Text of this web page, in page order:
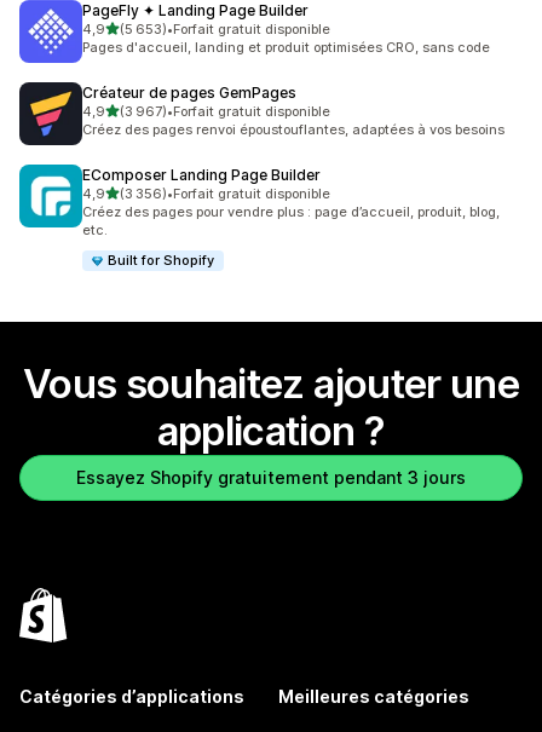
PageFly ✦ Landing Page Builder
4,9étoile(s) sur 5
(5 653)
5653 avis au total
•Forfait gratuit disponible
Pages d'accueil, landing et produit optimisées CRO, sans code
Créateur de pages GemPages
4,9étoile(s) sur 5
(3 967)
3967 avis au total
•Forfait gratuit disponible
Créez des pages renvoi époustouflantes, adaptées à vos besoins
EComposer Landing Page Builder
4,9étoile(s) sur 5
(3 356)
3356 avis au total
•Forfait gratuit disponible
Créez des pages pour vendre plus : page d’accueil, produit, blog,
etc.
Built for Shopify
Vous souhaitez ajouter une
application ?
Essayez Shopify gratuitement pendant 3 jours
Catégories d’applications Meilleures catégories